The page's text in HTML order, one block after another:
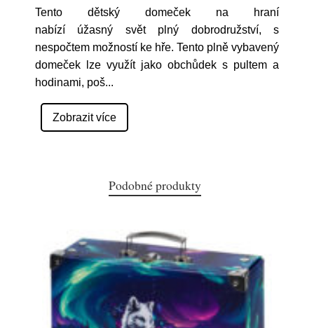
Tento dětský domeček na hraní
nabízí úžasný svět plný dobrodružství, s
nespočtem možností ke hře. Tento plně vybavený
domeček lze využít jako obchůdek s pultem a
hodinami, poš...
Zobrazit více
Podobné produkty